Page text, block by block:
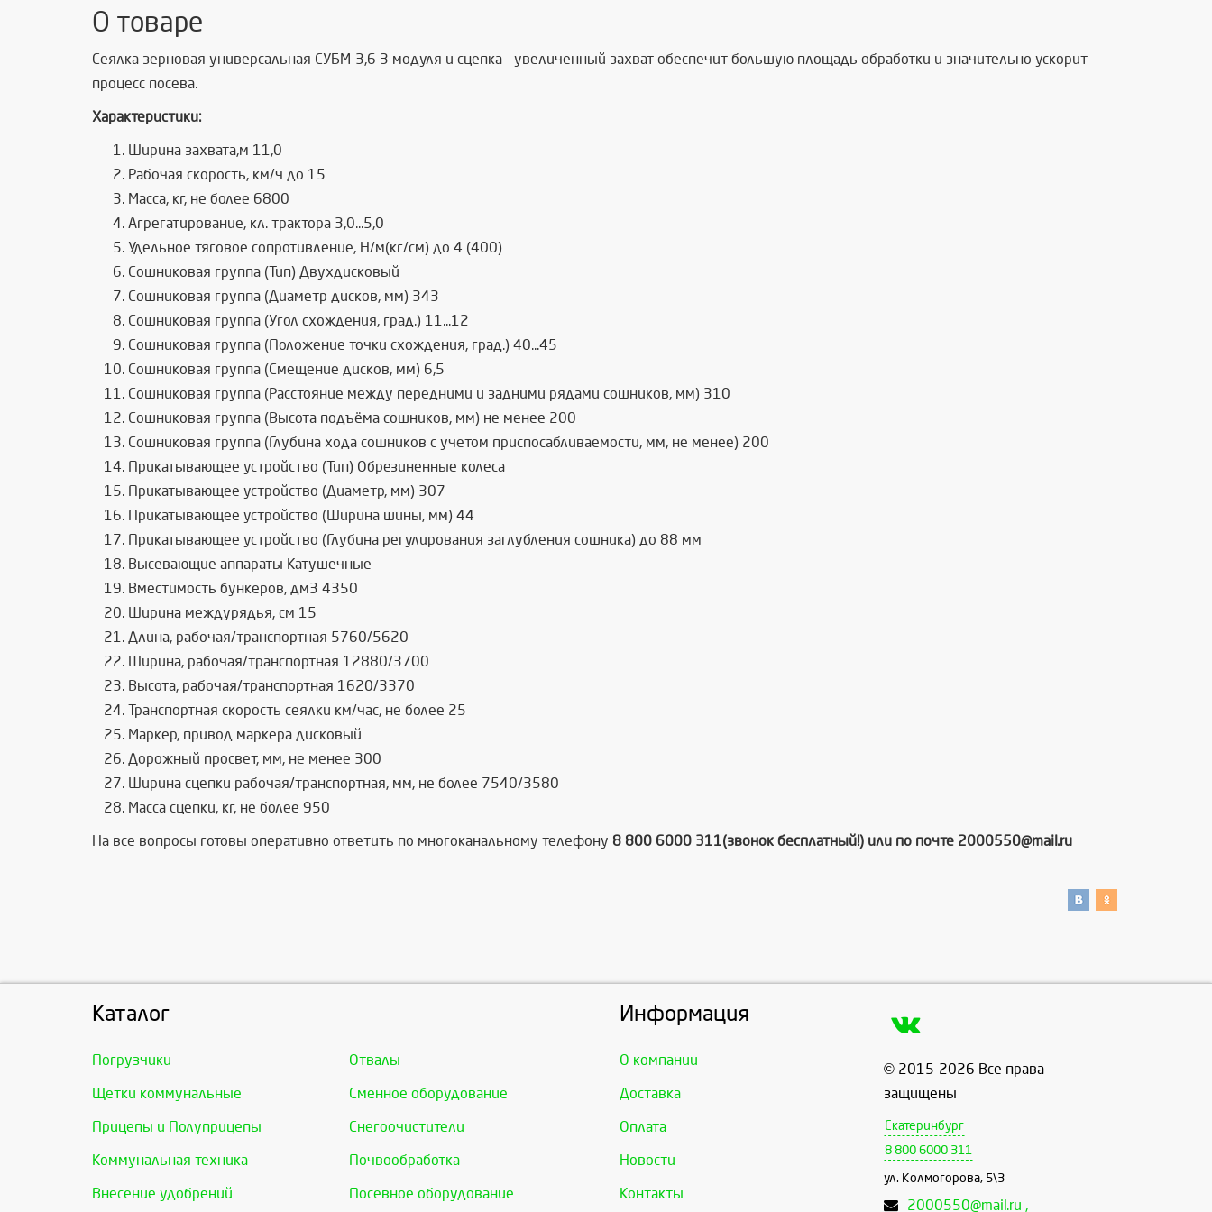
О товаре
Сеялка зерновая универсальная СУБМ-3,6 3 модуля и сцепка - увеличенный захват обеспечит большую площадь обработки и значительно ускорит
процесс посева.
Характеристики:
Ширина захвата,м 11,0
Рабочая скорость, км/ч до 15
Масса, кг, не более 6800
Агрегатирование, кл. трактора 3,0...5,0
Удельное тяговое сопротивление, Н/м(кг/см) до 4 (400)
Сошниковая группа (Тип) Двухдисковый
Сошниковая группа (Диаметр дисков, мм) 343
Сошниковая группа (Угол схождения, град.) 11...12
Сошниковая группа (Положение точки схождения, град.) 40...45
Сошниковая группа (Смещение дисков, мм) 6,5
Сошниковая группа (Расстояние между передними и задними рядами сошников, мм) 310
Сошниковая группа (Высота подъёма сошников, мм) не менее 200
Сошниковая группа (Глубина хода сошников с учетом приспосабливаемости, мм, не менее) 200
Прикатывающее устройство (Тип) Обрезиненные колеса
Прикатывающее устройство (Диаметр, мм) 307
Прикатывающее устройство (Ширина шины, мм) 44
Прикатывающее устройство (Глубина регулирования заглубления сошника) до 88 мм
Высевающие аппараты Катушечные
Вместимость бункеров, дм3 4350
Ширина междурядья, см 15
Длина, рабочая/транспортная 5760/5620
Ширина, рабочая/транспортная 12880/3700
Высота, рабочая/транспортная 1620/3370
Транспортная скорость сеялки км/час, не более 25
Маркер, привод маркера дисковый
Дорожный просвет, мм, не менее 300
Ширина сцепки рабочая/транспортная, мм, не более 7540/3580
Масса сцепки, кг, не более 950
На все вопросы готовы оперативно ответить по многоканальному телефону 8 800 6000 311(звонок бесплатный!) или по почте 2000550@mail.ru
Каталог
Погрузчики Отвалы
Щетки коммунальные Сменное оборудование
Прицепы и Полуприцепы Снегоочистители
Коммунальная техника Почвообработка
Внесение удобрений Посевное оборудование
Информация
О компании
Доставка
Оплата
Новости
Контакты
© 2015-2026 Все права
защищены
Екатеринбург
8 800 6000 311
ул. Колмогорова, 5\3
2000550@mail.ru ,